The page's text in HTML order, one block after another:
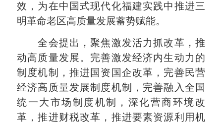
效，为在中国式现代化福建实践中推进三
明革命老区高质量发展蓄势赋能。
全会提出，聚焦激发活力抓改革，推
动高质量发展。完善激发经济内生动力的
制度机制，推进国资国企改革，完善民营
经济高质量发展制度机制，完善融入全国
统一大市场制度机制，深化营商环境改
革，推进财税改革，推进要素资源利用机